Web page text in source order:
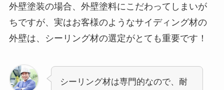
外壁塗装の場合、外壁塗料にこだわってしまいが
ちですが、実はお客様のようなサイディング材の
外壁は、シーリング材の選定がとても重要です！
シーリング材は専門的なので、耐